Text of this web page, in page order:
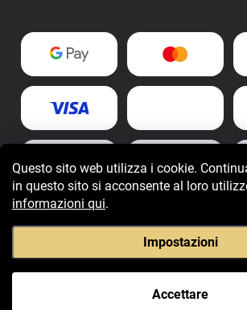
Questo sito web utilizza i cookie.
in questo sito si acconsente al loro
informazioni qui.
Impostazioni
Accettare